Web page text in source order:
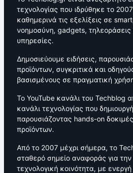
τεχνολογίας που ιδρύθηκε το
καθημερινά τις εξελίξεις σε
νοημοσύνη, gadgets, τηλεοράσεις
υπηρεσίες.
Δημοσιεύουμε ειδήσεις,
προϊόντων, συγκριτικά και
βασισμένους σε πραγματική
Το YouTube κανάλι του Techblog
κανάλι τεχνολογίας που
παρουσιάζοντας hands-on
προϊόντων.
Από το 2007 μέχρι σήμερα, το
σταθερό σημείο αναφοράς για την
τεχνολογική κοινότητα, με ενεργή